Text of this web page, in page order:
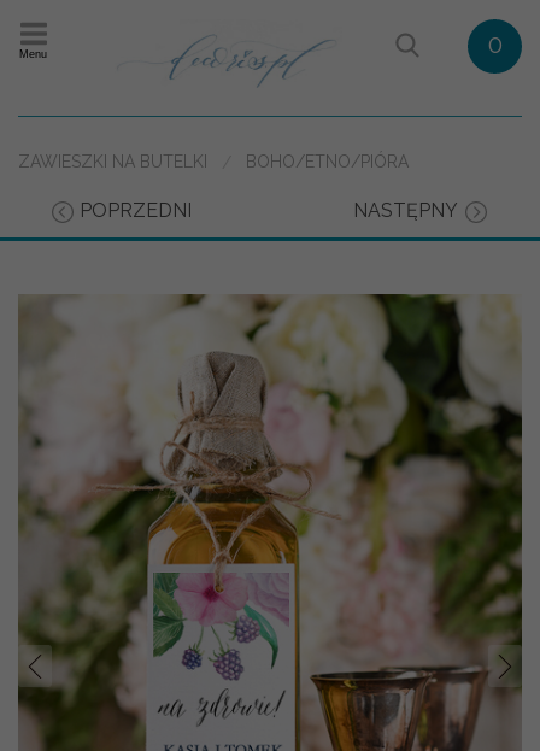
Menu 0
ZAWIESZKI NA BUTELKI BOHO/ETNO/PIÓRA
POPRZEDNI NASTĘPNY
Prev